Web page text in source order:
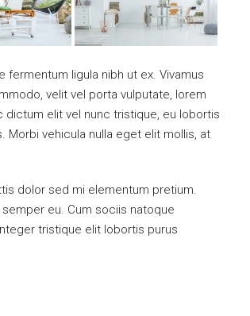
fermentum ligula nibh ut ex. Vivamus
velit vel porta vulputate, lorem
elit vel nunc tristique, eu lobortis
Morbi vehicula nulla eget elit mollis, at
dolor sed mi elementum pretium.
eu. Cum sociis natoque
tristique elit lobortis purus